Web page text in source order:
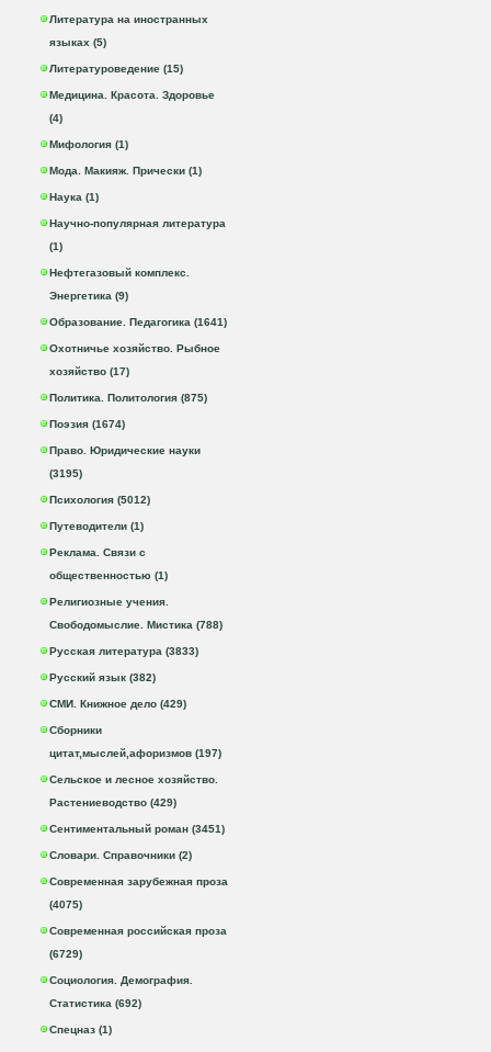
Литература на иностранных
языках (5)
Литературоведение (15)
Медицина. Красота. Здоровье
(4)
Мифология (1)
Мода. Макияж. Прически (1)
Наука (1)
Научно-популярная литература
(1)
Нефтегазовый комплекс.
Энергетика (9)
Образование. Педагогика (1641)
Охотничье хозяйство. Рыбное
хозяйство (17)
Политика. Политология (875)
Поэзия (1674)
Право. Юридические науки
(3195)
Психология (5012)
Путеводители (1)
Реклама. Связи с
общественностью (1)
Религиозные учения.
Свободомыслие. Мистика (788)
Русская литература (3833)
Русский язык (382)
СМИ. Книжное дело (429)
Сборники
цитат,мыслей,афоризмов (197)
Сельское и лесное хозяйство.
Растениеводство (429)
Сентиментальный роман (3451)
Словари. Справочники (2)
Современная зарубежная проза
(4075)
Современная российская проза
(6729)
Социология. Демография.
Статистика (692)
Спецназ (1)